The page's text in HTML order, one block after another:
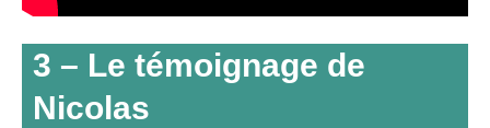
3 – Le témoignage de
Nicolas